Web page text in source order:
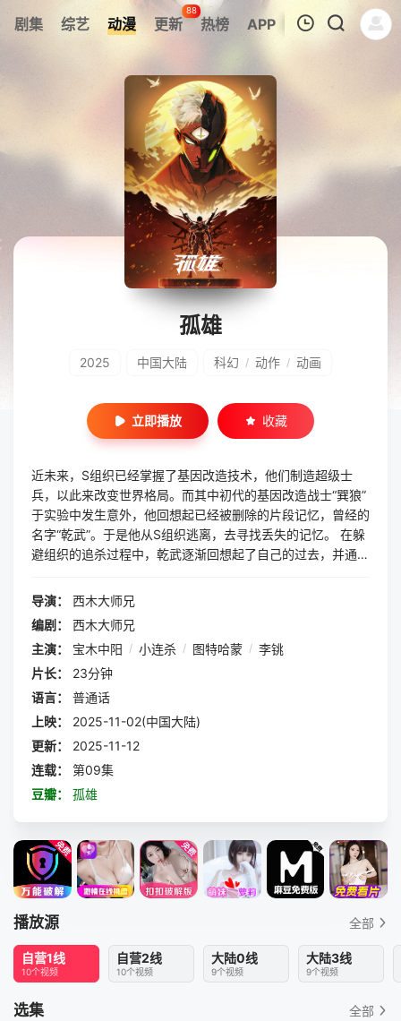
剧集 综艺 动漫 更新
88
热榜 APP
暂无观看影片的记录
孤雄
2025 中国大陆 科幻 / 动作 / 动画
立即播放 收藏
近未来，S组织已经掌握了基因改造技术，他们制造超级士
兵，以此来改变世界格局。而其中初代的基因改造战士“巽狼”
于实验中发生意外，他回想起已经被删除的片段记忆，曾经的
名字“乾武”。于是他从S组织逃离，去寻找丢失的记忆。 在躲
避组织的追杀过程中，乾武逐渐回想起了自己的过去，并通过
自我救赎……
导演：
西木大师兄
编剧：
西木大师兄
主演：
宝木中阳 / 小连杀 / 图特哈蒙 / 李铫
片长：
23分钟
语言：
普通话
上映：
2025-11-02(中国大陆)
更新：
2025-11-12
连载：
第09集
豆瓣：
孤雄
播放源 全部
自营1线
10个视频
自营2线
10个视频
大陆0线
9个视频
大陆3线
9个视频
选集 全部